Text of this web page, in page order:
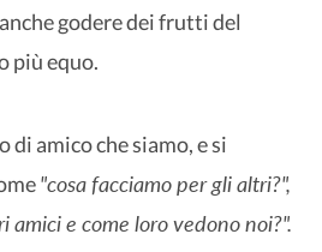
godere dei frutti del
più equo.
di amico che siamo, e si
"cosa facciamo per gli altri?",
amici e come loro vedono noi?".